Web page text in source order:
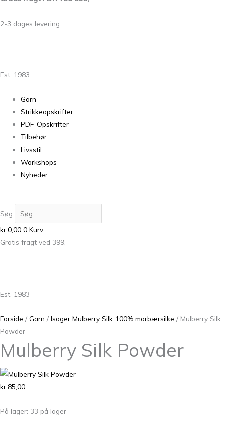
2-3 dages levering
Est. 1983
Garn
Strikkeopskrifter
PDF-Opskrifter
Tilbehør
Livsstil
Workshops
Nyheder
Søg
kr.0,00 0 Kurv
Gratis fragt ved 399,-
Est. 1983
Forside / Garn / Isager Mulberry Silk 100% morbærsilke / Mulberry Silk
Powder
Mulberry Silk Powder
kr.85,00
På lager: 33 på lager